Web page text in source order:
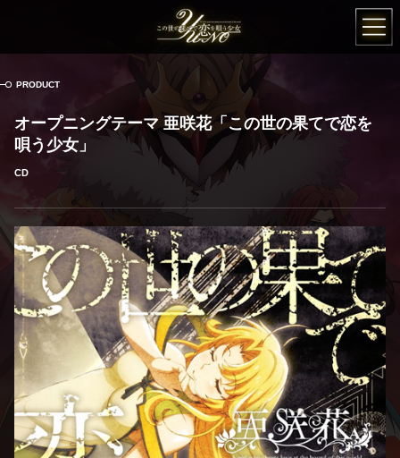
この世の果てで
PRODUCT
オープニングテーマ 亜咲花「この世の果てで恋を
唄う少女」
CD